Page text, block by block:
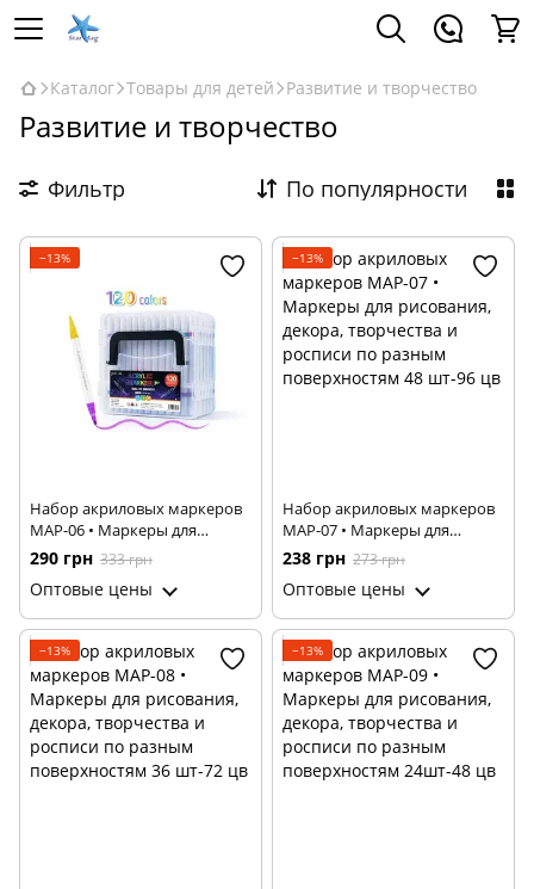
Каталог Товары для детей Развитие и творчество
Развитие и творчество
Фильтр По популярности
−13%
Набор акриловых маркеров
MAP-06 • Маркеры для
рисования, декора,
творчества и росписи по
разным поверхностям 60
шт-120 цв
290 грн 333 грн
Оптовые цены
−13%
Набор акриловых маркеров
MAP-07 • Маркеры для
рисования, декора,
творчества и росписи по
разным поверхностям 48
шт-96 цв
238 грн 273 грн
Оптовые цены
−13% −13%